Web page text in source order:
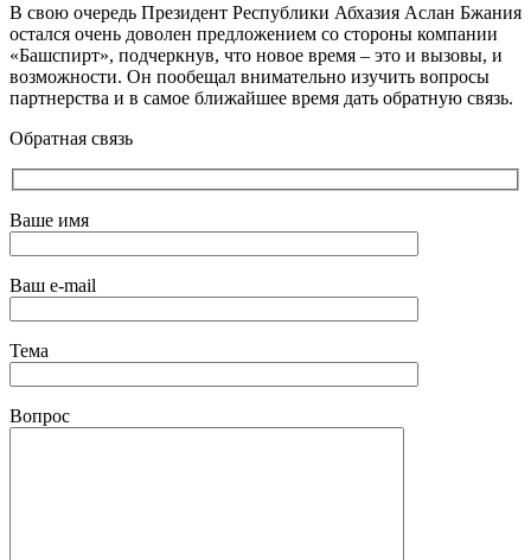
В свою очередь Президент Республики Абхазия Аслан Бжания
остался очень доволен предложением со стороны компании
«Башспирт», подчеркнув, что новое время – это и вызовы, и
возможности. Он пообещал внимательно изучить вопросы
партнерства и в самое ближайшее время дать обратную связь.
Обратная связь
Ваше имя
Ваш e-mail
Тема
Вопрос